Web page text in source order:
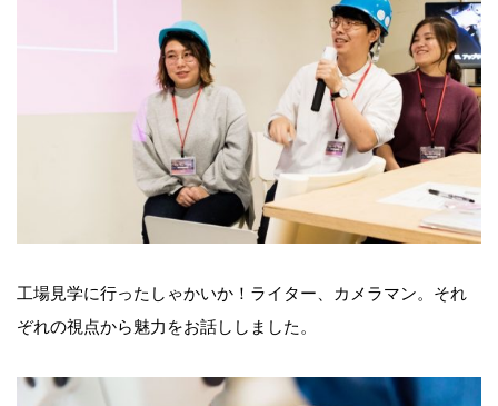
工場見学に行ったしゃかいか！ライター、カメラマン。それ
ぞれの視点から魅力をお話ししました。